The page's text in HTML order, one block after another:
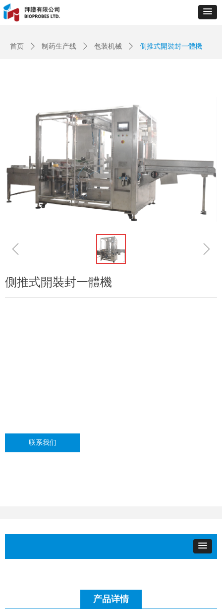
首页 ꄲ 制药生产线 ꄲ 包装机械 ꄲ 側推式開裝封一體機
ꁆ ꁇ
側推式開裝封一體機
联系我们
产品详情